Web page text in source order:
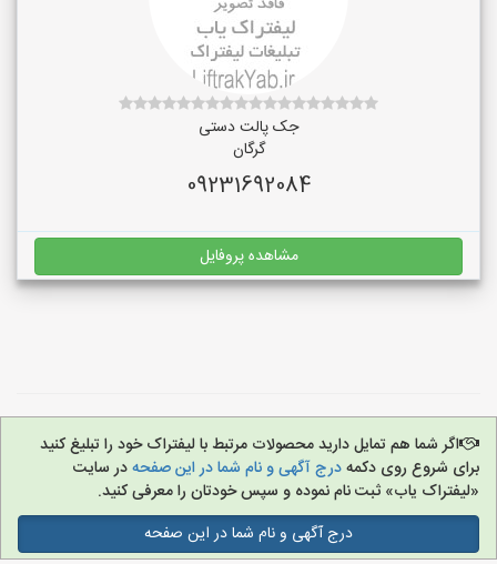
جک پالت دستی
گرگان
09231692084
مشاهده پروفایل
اگر شما هم تمایل دارید محصولات مرتبط با لیفتراک خود را تبلیغ کنید
برای شروع روی دکمهدرج آگهی و نام شما در این صفحهدر سایت
«لیفتراک یاب» ثبت نام نموده و سپس خودتان را معرفی کنید.
درج آگهی و نام شما در این صفحه